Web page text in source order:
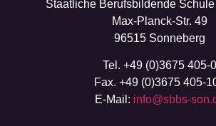
Staatliche Berufsbildende
Max-Planck-Str. 49
96515 Sonneberg
Tel. +49 (0)3675 405-0
Fax. +49 (0)3675 405-
E-Mail: info@sbbs-